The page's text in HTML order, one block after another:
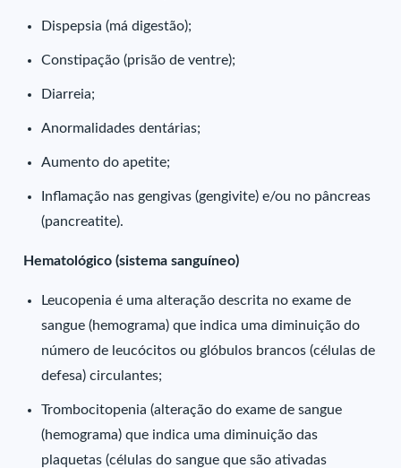
Dispepsia (má digestão);
Constipação (prisão de ventre);
Diarreia;
Anormalidades dentárias;
Aumento do apetite;
Inflamação nas gengivas (gengivite) e/ou no pâncreas
(pancreatite).
Hematológico (sistema sanguíneo)
Leucopenia é uma alteração descrita no exame de
sangue (hemograma) que indica uma diminuição do
número de leucócitos ou glóbulos brancos (células de
defesa) circulantes;
Trombocitopenia (alteração do exame de sangue
(hemograma) que indica uma diminuição das
plaquetas (células do sangue que são ativadas